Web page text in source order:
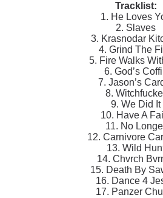
Tracklist:
1. He Loves
2. Slaves
3. Krasnodar
4. Grind The
5. Fire Walks
6. God’s
7. Jason’s
8.
9. We Did It
10. Have A
11. No
12. Carnivore
13. Wild
14. Chvrch
15. Death By
16. Dance 4
17. Panzer